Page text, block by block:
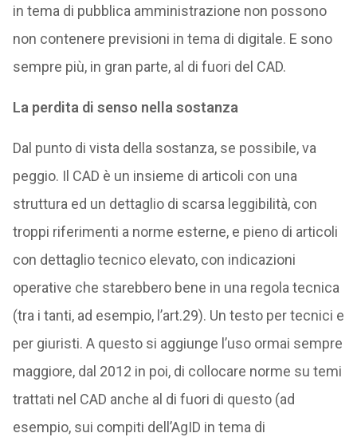
in tema di pubblica amministrazione non possono
non contenere previsioni in tema di digitale. E sono
sempre più, in gran parte, al di fuori del CAD.
La perdita di senso nella sostanza
Dal punto di vista della sostanza, se possibile, va
peggio. Il CAD è un insieme di articoli con una
struttura ed un dettaglio di scarsa leggibilità, con
troppi riferimenti a norme esterne, e pieno di articoli
con dettaglio tecnico elevato, con indicazioni
operative che starebbero bene in una regola tecnica
(tra i tanti, ad esempio, l’art.29). Un testo per tecnici e
per giuristi. A questo si aggiunge l’uso ormai sempre
maggiore, dal 2012 in poi, di collocare norme su temi
trattati nel CAD anche al di fuori di questo (ad
esempio, sui compiti dell’AgID in tema di